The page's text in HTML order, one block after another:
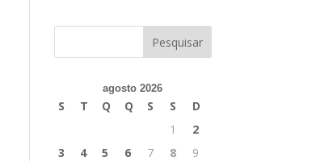
agosto 2026
S T Q Q S S
D
1
2
3
4 5 6 7 8
9